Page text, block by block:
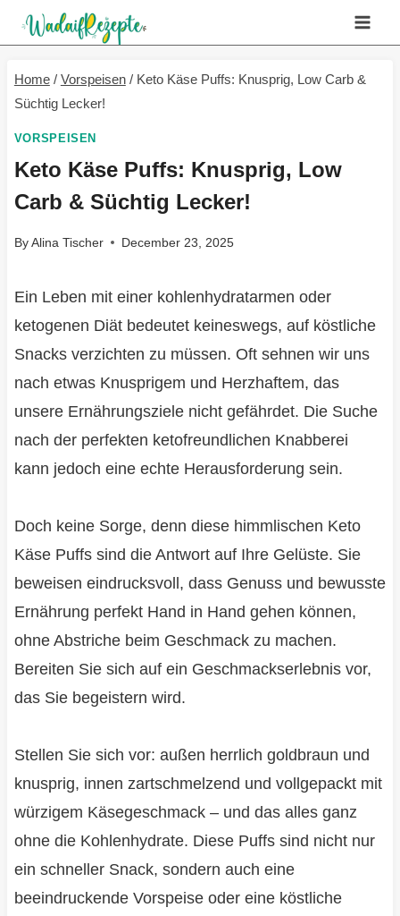
Skip
to
content
Home / Vorspeisen / Keto Käse Puffs: Knusprig, Low Carb &
Süchtig Lecker!
VORSPEISEN
Keto Käse Puffs: Knusprig, Low
Carb & Süchtig Lecker!
ByAlina Tischer December 23, 2025
Ein Leben mit einer kohlenhydratarmen oder
ketogenen Diät bedeutet keineswegs, auf köstliche
Snacks verzichten zu müssen. Oft sehnen wir uns
nach etwas Knusprigem und Herzhaftem, das
unsere Ernährungsziele nicht gefährdet. Die Suche
nach der perfekten ketofreundlichen Knabberei
kann jedoch eine echte Herausforderung sein.
Doch keine Sorge, denn diese himmlischen Keto
Käse Puffs sind die Antwort auf Ihre Gelüste. Sie
beweisen eindrucksvoll, dass Genuss und bewusste
Ernährung perfekt Hand in Hand gehen können,
ohne Abstriche beim Geschmack zu machen.
Bereiten Sie sich auf ein Geschmackserlebnis vor,
das Sie begeistern wird.
Stellen Sie sich vor: außen herrlich goldbraun und
knusprig, innen zartschmelzend und vollgepackt mit
würzigem Käsegeschmack – und das alles ganz
ohne die Kohlenhydrate. Diese Puffs sind nicht nur
ein schneller Snack, sondern auch eine
beeindruckende Vorspeise oder eine köstliche